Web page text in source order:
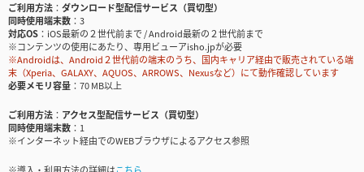
ご利用方法
ダウンロード型配信サービス（買切型）
同時使用端末数
3
対応OS
iOS最新の２世代前まで / Android最新の２世代前まで
※コンテンツの使用にあたり、専用ビューアisho.jpが必要
※Androidは、Android２世代前の端末のうち、国内キャリア経由で販売されている端
末（Xperia、GALAXY、AQUOS、ARROWS、Nexusなど）にて動作確認しています
必要メモリ容量
70 MB以上
ご利用方法
アクセス型配信サービス（買切型）
同時使用端末数
1
※インターネット経由でのWEBブラウザによるアクセス参照